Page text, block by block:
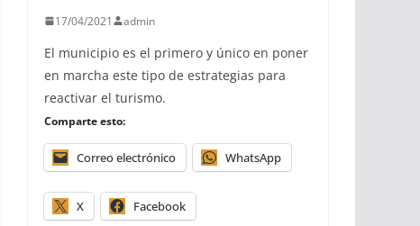
17/04/2021 admin
El municipio es el primero y único en poner
en marcha este tipo de estrategias para
reactivar el turismo.
Comparte esto:
Correo electrónico WhatsApp
X Facebook